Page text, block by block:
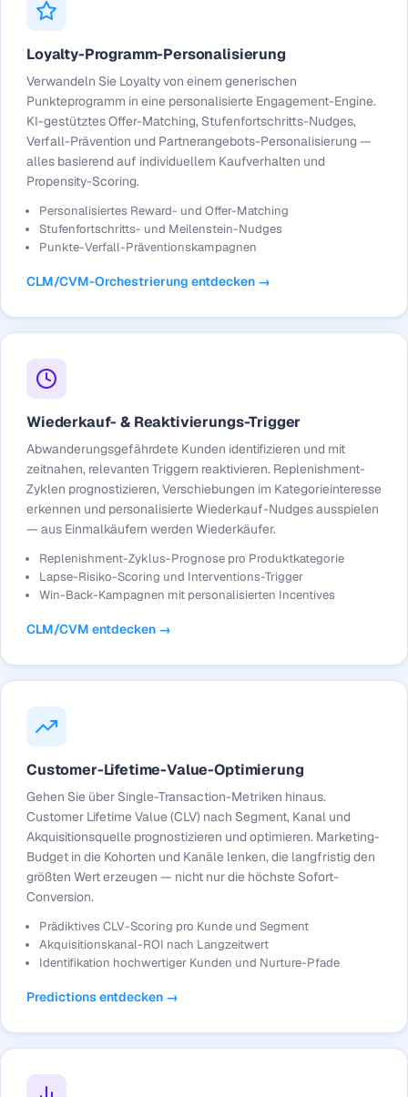
Loyalty-Programm-Personalisierung
Verwandeln Sie Loyalty von einem generischen
Punkteprogramm in eine personalisierte Engagement-Engine.
KI-gestütztes Offer-Matching, Stufenfortschritts-Nudges,
Verfall-Prävention und Partnerangebots-Personalisierung —
alles basierend auf individuellem Kaufverhalten und
Propensity-Scoring.
Personalisiertes Reward- und Offer-Matching
Stufenfortschritts- und Meilenstein-Nudges
Punkte-Verfall-Präventionskampagnen
CLM/CVM-Orchestrierung entdecken →
Wiederkauf- & Reaktivierungs-Trigger
Abwanderungsgefährdete Kunden identifizieren und mit
zeitnahen, relevanten Triggern reaktivieren. Replenishment-
Zyklen prognostizieren, Verschiebungen im Kategorieinteresse
erkennen und personalisierte Wiederkauf-Nudges ausspielen
— aus Einmalkäufern werden Wiederkäufer.
Replenishment-Zyklus-Prognose pro Produktkategorie
Lapse-Risiko-Scoring und Interventions-Trigger
Win-Back-Kampagnen mit personalisierten Incentives
CLM/CVM entdecken →
Customer-Lifetime-Value-Optimierung
Gehen Sie über Single-Transaction-Metriken hinaus.
Customer Lifetime Value (CLV) nach Segment, Kanal und
Akquisitionsquelle prognostizieren und optimieren. Marketing-
Budget in die Kohorten und Kanäle lenken, die langfristig den
größten Wert erzeugen — nicht nur die höchste Sofort-
Conversion.
Prädiktives CLV-Scoring pro Kunde und Segment
Akquisitionskanal-ROI nach Langzeitwert
Identifikation hochwertiger Kunden und Nurture-Pfade
Predictions entdecken →